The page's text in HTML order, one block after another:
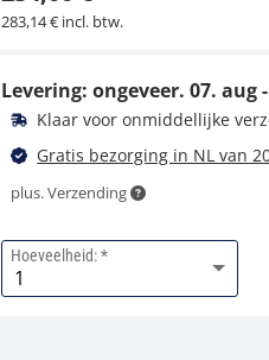
283,14 € incl. btw.
Levering: ongeveer. 07. aug
Klaar voor onmiddellijke
Gratis bezorging in NL van
plus. Verzending
Hoeveelheid: